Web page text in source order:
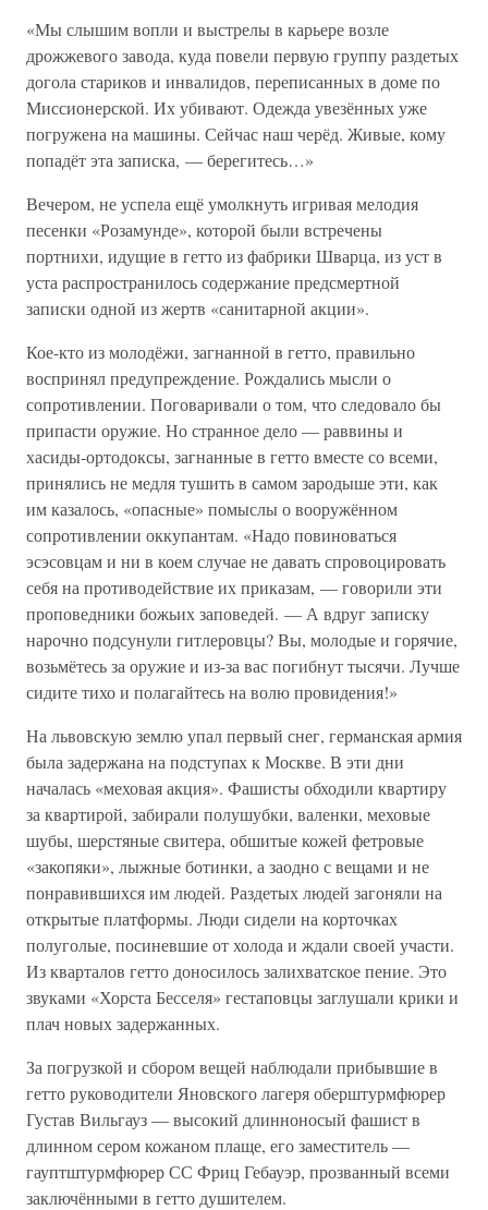
«Мы слышим вопли и выстрелы в карьере возле
дрожжевого завода, куда повели первую группу раздетых
догола стариков и инвалидов, переписанных в доме по
Миссионерской. Их убивают. Одежда увезённых уже
погружена на машины. Сейчас наш черёд. Живые, кому
попадёт эта записка, — берегитесь…»
Вечером, не успела ещё умолкнуть игривая мелодия
песенки «Розамунде», которой были встречены
портнихи, идущие в гетто из фабрики Шварца, из уст в
уста распространилось содержание предсмертной
записки одной из жертв «санитарной акции».
Кое-кто из молодёжи, загнанной в гетто, правильно
воспринял предупреждение. Рождались мысли о
сопротивлении. Поговаривали о том, что следовало бы
припасти оружие. Но странное дело — раввины и
хасиды-ортодоксы, загнанные в гетто вместе со всеми,
принялись не медля тушить в самом зародыше эти, как
им казалось, «опасные» помыслы о вооружённом
сопротивлении оккупантам. «Надо повиноваться
эсэсовцам и ни в коем случае не давать спровоцировать
себя на противодействие их приказам, — говорили эти
проповедники божьих заповедей. — А вдруг записку
нарочно подсунули гитлеровцы? Вы, молодые и горячие,
возьмётесь за оружие и из-за вас погибнут тысячи. Лучше
сидите тихо и полагайтесь на волю провидения!»
На львовскую землю упал первый снег, германская армия
была задержана на подступах к Москве. В эти дни
началась «меховая акция». Фашисты обходили квартиру
за квартирой, забирали полушубки, валенки, меховые
шубы, шерстяные свитера, обшитые кожей фетровые
«закопяки», лыжные ботинки, а заодно с вещами и не
понравившихся им людей. Раздетых людей загоняли на
открытые платформы. Люди сидели на корточках
полуголые, посиневшие от холода и ждали своей участи.
Из кварталов гетто доносилось залихватское пение. Это
звуками «Хорста Бесселя» гестаповцы заглушали крики и
плач новых задержанных.
За погрузкой и сбором вещей наблюдали прибывшие в
гетто руководители Яновского лагеря оберштурмфюрер
Густав Вильгауз — высокий длинноносый фашист в
длинном сером кожаном плаще, его заместитель —
гауптштурмфюрер СС Фриц Гебауэр, прозванный всеми
заключёнными в гетто душителем.